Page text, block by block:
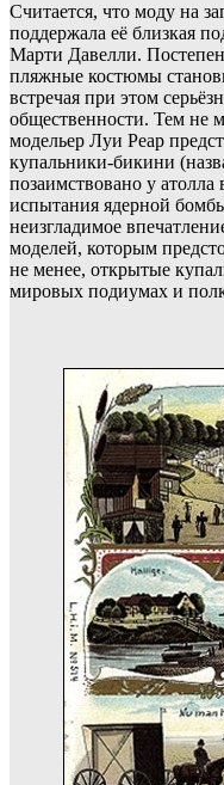
Считается, что моду на
поддержала её близкая
Марти Давелли.
пляжные костюмы
встречая при этом
общественности. Тем не
модельер Луи Реар
купальники-бикини
позаимствовано у
испытания ядерной
неизгладимое
моделей, которым
не менее, открытые
мировых подиумах и